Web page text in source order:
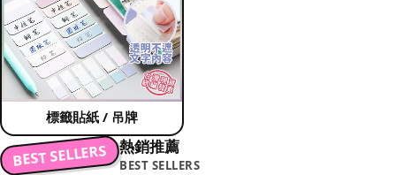
標籤貼紙 / 吊牌
BEST SELLERS 熱銷推薦
BEST SELLERS